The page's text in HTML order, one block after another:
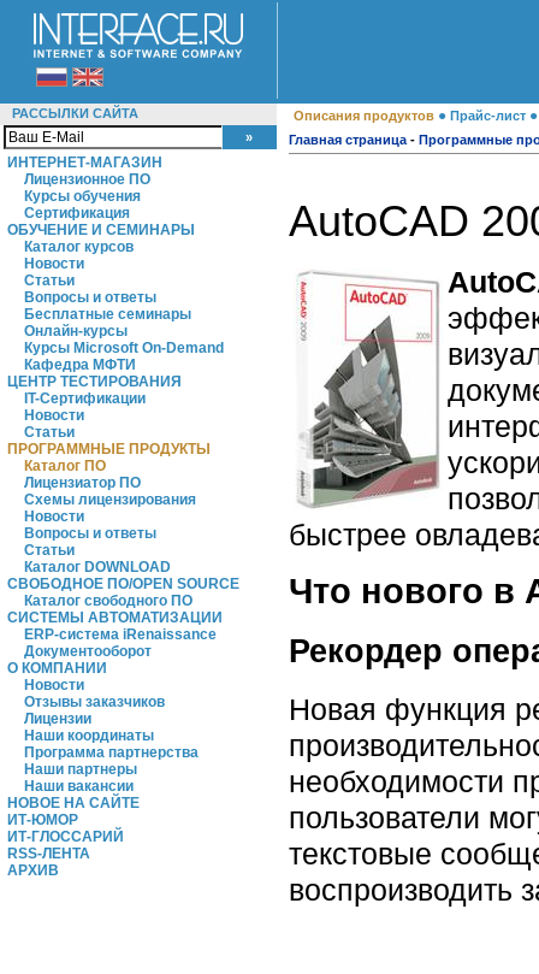
РАССЫЛКИ САЙТА
ИНТЕРНЕТ-МАГАЗИН
Лицензионное ПО
Курсы обучения
Сертификация
ОБУЧЕНИЕ И СЕМИНАРЫ
Каталог курсов
Новости
Статьи
Вопросы и ответы
Бесплатные семинары
Онлайн-курсы
Курсы Microsoft On-Demand
Кафедра МФТИ
ЦЕНТР ТЕСТИРОВАНИЯ
IT-Сертификации
Новости
Статьи
ПРОГРАММНЫЕ ПРОДУКТЫ
Каталог ПО
Лицензиатор ПО
Схемы лицензирования
Новости
Вопросы и ответы
Статьи
Каталог DOWNLOAD
СВОБОДНОЕ ПО/OPEN SOURCE
Каталог свободного ПО
СИСТЕМЫ АВТОМАТИЗАЦИИ
ERP-система iRenaissance
Документооборот
О КОМПАНИИ
Новости
Отзывы заказчиков
Лицензии
Наши координаты
Программа партнерства
Наши партнеры
Наши вакансии
НОВОЕ НА САЙТЕ
ИТ-ЮМОР
ИТ-ГЛОССАРИЙ
RSS-ЛЕНТА
АРХИВ
Описания продуктов ● Прайс-лист
Главная страница - Программные
AutoCAD
быстрее
Что нового в
Рекордер
Новая функция
необходимости
пользователи
текстовые
воспроизводить